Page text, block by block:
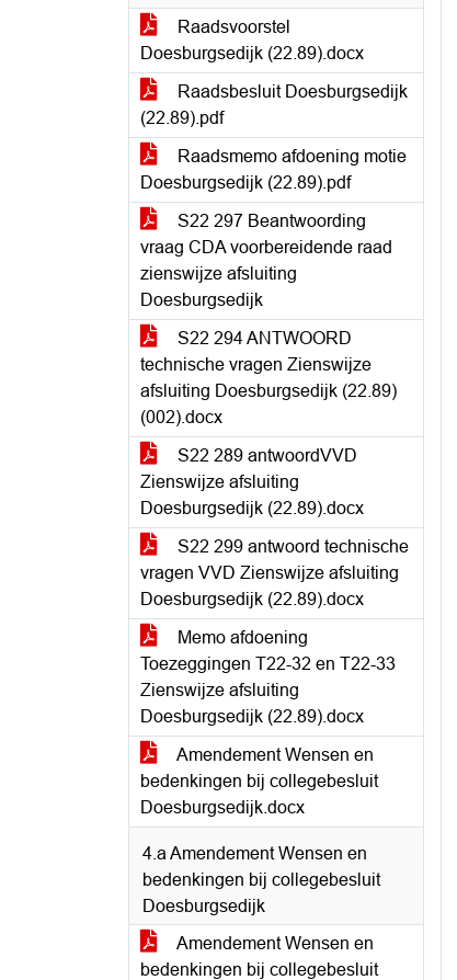
Raadsvoorstel
Doesburgsedijk (22.89).docx
Raadsbesluit Doesburgsedijk
(22.89).pdf
Raadsmemo afdoening motie
Doesburgsedijk (22.89).pdf
S22 297 Beantwoording
vraag CDA voorbereidende raad
zienswijze afsluiting
Doesburgsedijk
S22 294 ANTWOORD
technische vragen Zienswijze
afsluiting Doesburgsedijk (22.89)
(002).docx
S22 289 antwoordVVD
Zienswijze afsluiting
Doesburgsedijk (22.89).docx
S22 299 antwoord technische
vragen VVD Zienswijze afsluiting
Doesburgsedijk (22.89).docx
Memo afdoening
Toezeggingen T22-32 en T22-33
Zienswijze afsluiting
Doesburgsedijk (22.89).docx
Amendement Wensen en
bedenkingen bij collegebesluit
Doesburgsedijk.docx
4.a Amendement Wensen en
bedenkingen bij collegebesluit
Doesburgsedijk
Amendement Wensen en
bedenkingen bij collegebesluit